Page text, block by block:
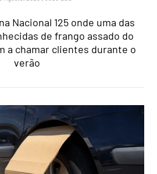
Nacional 125 onde uma das
de frango assado do
a chamar clientes durante o
verão